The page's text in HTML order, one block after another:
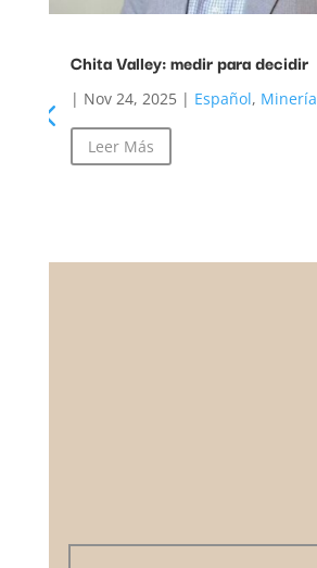
Chita Valley: medir para decidir
| Nov 24, 2025 | Español, Minería
Leer Más